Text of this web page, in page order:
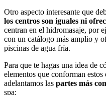
Otro aspecto interesante que
los centros son iguales ni
centran en el hidromasaje, por
con un catálogo más amplio y
piscinas de agua fría.
Para que te hagas una idea de
elementos que conforman
adelantamos las partes más
spa: